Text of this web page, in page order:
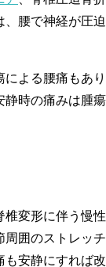
腰で神経が圧
よる腰痛もあ
時の痛みは腫
変形に伴う慢
囲のストレッ
安静にすれば